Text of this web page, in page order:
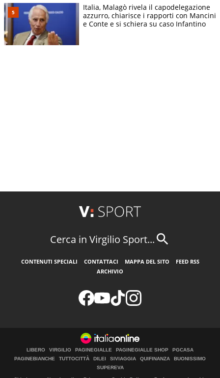
Italia, Malagò rivela il capodelegazione
azzurro, chiarisce i rapporti con Mancini
e Conte e si schiera su caso Infantino
Cerca in Virgilio Sport...
CONTENUTI SPECIALI CONTATTACI MAPPA DEL SITO
FEED RSS
ARCHIVIO
LIBERO VIRGILIO PAGINEGIALLE PAGINEGIALLE SHOP
PGCASA
PAGINEBIANCHE
TUTTOCITTÀ DILEI SIVIAGGIA QUIFINANZA
BUONISSIMO
SUPEREVA